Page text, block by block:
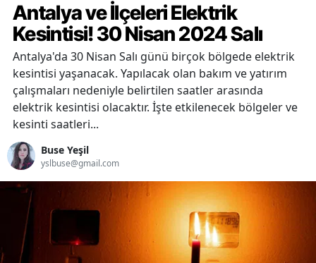
Antalya ve İlçeleri Elektrik
Kesintisi! 30 Nisan 2024 Salı
Antalya'da 30 Nisan Salı günü birçok bölgede elektrik
kesintisi yaşanacak. Yapılacak olan bakım ve yatırım
çalışmaları nedeniyle belirtilen saatler arasında
elektrik kesintisi olacaktır. İşte etkilenecek bölgeler ve
kesinti saatleri...
Buse Yeşil
yslbuse@gmail.com